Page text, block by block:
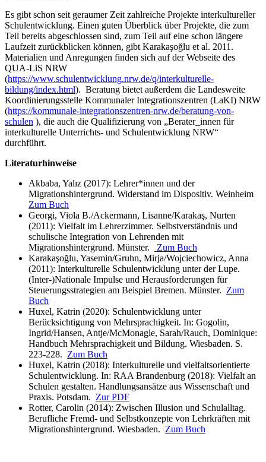
Es gibt schon seit geraumer Zeit zahlreiche Projekte interkultureller
Schulentwicklung. Einen guten Überblick über Projekte, die zum
Teil bereits abgeschlossen sind, zum Teil auf eine schon längere
Laufzeit zurückblicken können, gibt Karakaşoğlu et al. 2011.
Materialien und Anregungen finden sich auf der Webseite des
QUA-LiS NRW
(https://www.schulentwicklung.nrw.de/q/interkulturelle-
bildung/index.html). Beratung bietet außerdem die Landesweite
Koordinierungsstelle Kommunaler Integrationszentren (LaKI) NRW
(https://kommunale-integrationszentren-nrw.de/beratung-von-
schulen ), die auch die Qualifizierung von „Berater_innen für
interkulturelle Unterrichts- und Schulentwicklung NRW“
durchführt.
Literaturhinweise
Akbaba, Yalız (2017): Lehrer*innen und der
Migrationshintergrund. Widerstand im Dispositiv. Weinheim
Zum Buch
Georgi, Viola B./Ackermann, Lisanne/Karakaş, Nurten
(2011): Vielfalt im Lehrerzimmer. Selbstverständnis und
schulische Integration von Lehrenden mit
Migrationshintergrund. Münster.
Zum Buch
Karakaşoğlu, Yasemin/Gruhn, Mirja/Wojciechowicz, Anna
(2011): Interkulturelle Schulentwicklung unter der Lupe.
(Inter-)Nationale Impulse und Herausforderungen für
Steuerungsstrategien am Beispiel Bremen. Münster. Zum
Buch
Huxel, Katrin (2020): Schulentwicklung unter
Berücksichtigung von Mehrsprachigkeit. In: Gogolin,
Ingrid/Hansen, Antje/McMonagle, Sarah/Rauch, Dominique:
Handbuch Mehrsprachigkeit und Bildung. Wiesbaden. S.
223-228. Zum Buch
Huxel, Katrin (2018): Interkulturelle und vielfaltsorientierte
Schulentwicklung. In: RAA Brandenburg (2018): Vielfalt an
Schulen gestalten. Handlungsansätze aus Wissenschaft und
Praxis. Potsdam. Zur PDF
Rotter, Carolin (2014): Zwischen Illusion und Schulalltag.
Berufliche Fremd- und Selbstkonzepte von Lehrkräften mit
Migrationshintergrund. Wiesbaden. Zum Buch